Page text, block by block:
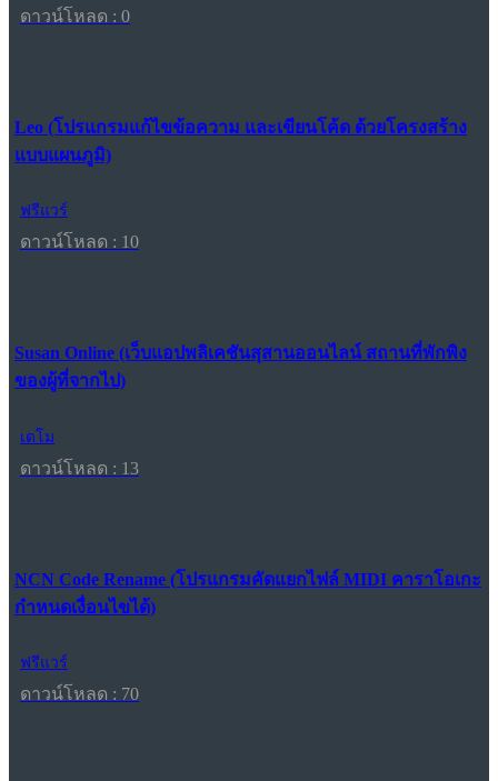
ดาวน์โหลด : 0
Leo (โปรแกรมแก้ไขข้อความ และเขียนโค้ด ด้วยโครงสร้าง
แบบแผนภูมิ)
ฟรีแวร์
ดาวน์โหลด : 10
Susan Online (เว็บแอปพลิเคชันสุสานออนไลน์ สถานที่พักพิง
ของผู้ที่จากไป)
เดโม
ดาวน์โหลด : 13
NCN Code Rename (โปรแกรมคัดแยกไฟล์ MIDI คาราโอเกะ
กำหนดเงื่อนไขได้)
ฟรีแวร์
ดาวน์โหลด : 70